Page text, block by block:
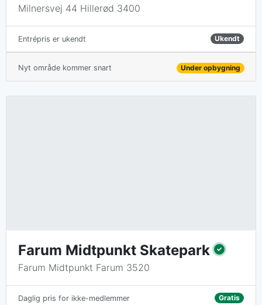
Milnersvej 44 Hillerød 3400
Entrépris er ukendt Ukendt
Nyt område kommer snart Under opbygning
Farum Midtpunkt Skatepark
Farum Midtpunkt Farum 3520
Daglig pris for ikke-medlemmer Gratis